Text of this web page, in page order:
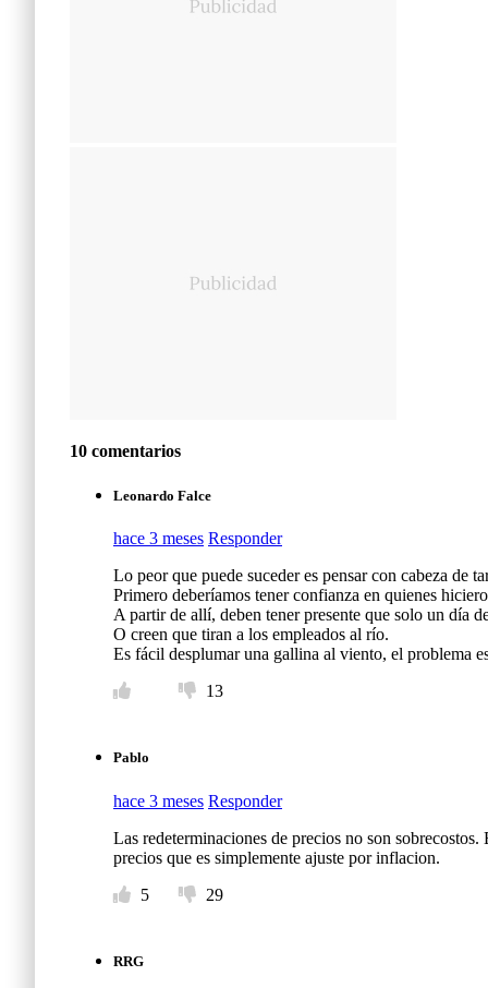
10 comentarios
Leonardo Falce
hace 3 meses Responder
Lo peor que puede suceder es pensar con cabeza de
Primero deberíamos tener confianza en quienes
A partir de allí, deben tener presente que solo un día
O creen que tiran a los empleados al río.
Es fácil desplumar una gallina al viento, el problema
13
Pablo
hace 3 meses Responder
Las redeterminaciones de precios no son
precios que es simplemente ajuste por inflacion.
5
29
RRG